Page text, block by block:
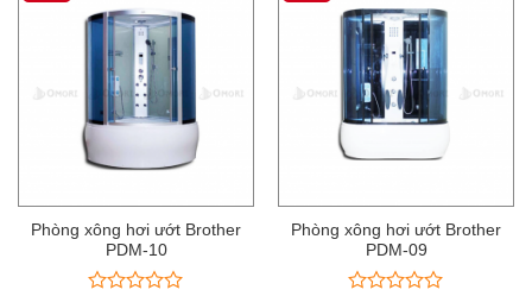
sao
sao
Phòng xông hơi ướt Brother
PDM-10
Phòng xông hơi ướt Brother
PDM-09